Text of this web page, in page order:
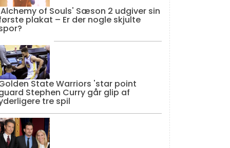
of Souls' Sæson 2 udgiver sin
plakat – Er der nogle skjulte
State Warriors 'star point
Stephen Curry går glip af
tre spil